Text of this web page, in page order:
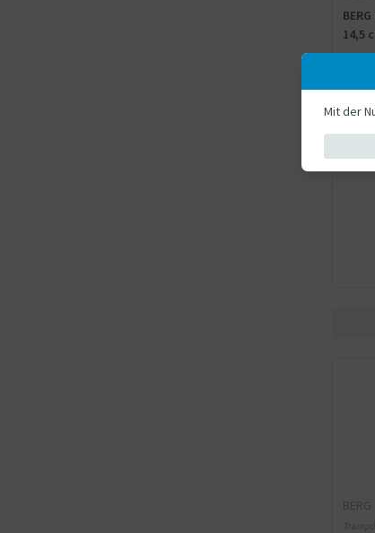
14,5
BERG
Mit der